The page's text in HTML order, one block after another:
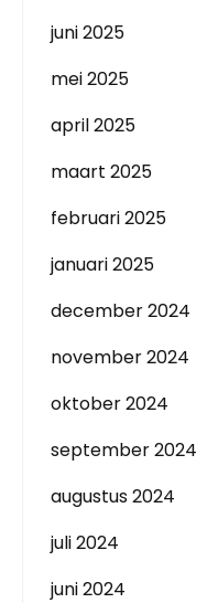
juni 2025
mei 2025
april 2025
maart 2025
februari 2025
januari 2025
december 2024
november 2024
oktober 2024
september 2024
augustus 2024
juli 2024
juni 2024